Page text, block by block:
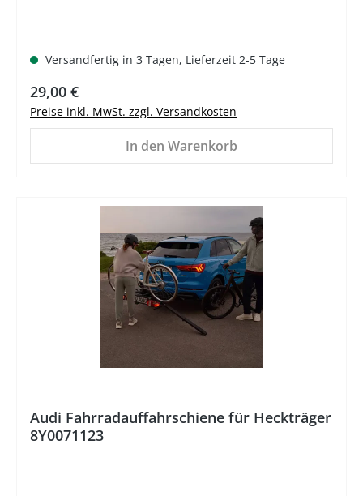
Versandfertig in 3 Tagen, Lieferzeit 2-5 Tage
Regulärer Preis:
29,00 €
Preise inkl. MwSt. zzgl. Versandkosten
In den Warenkorb
Audi Fahrradauffahrschiene für Heckträger
8Y0071123